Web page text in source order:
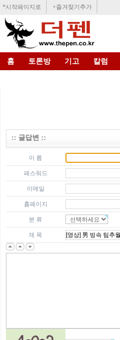
*시작페이지로 +즐겨찾기추가
홈 토론방 기고 칼럼
:: 글답변 ::
이 름
패스워드
이메일
홈페이지
분 류
제 목